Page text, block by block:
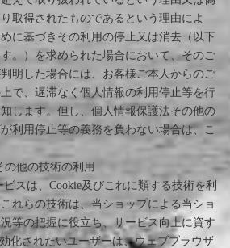
取得されたものであるという理由によ
に基づきその利用の停止又は消去（以下
す。）を求められた場合において、そのご
明した場合には、お客様ご本人からのご
で、遅滞なく個人情報の利用停止等を行
します。但し、個人情報保護法その他の
利用停止等の義務を負わない場合は、こ
の他の技術の利用
ビスは、Cookie及びこれに類する技術を利
れらの技術は、当ショップによる当ショ
等の把握に役立ち、サービス向上に資す
化されたいユーザーは、ウェブブラウザ